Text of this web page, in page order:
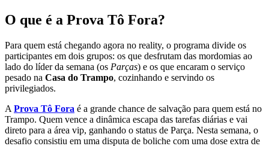
O que é a Prova Tô Fora?
Para quem está chegando agora no reality, o programa divide os
participantes em dois grupos: os que desfrutam das mordomias ao
lado do líder da semana (os Parças) e os que encaram o serviço
pesado na Casa do Trampo, cozinhando e servindo os
privilegiados.
A Prova Tô Fora é a grande chance de salvação para quem está no
Trampo. Quem vence a dinâmica escapa das tarefas diárias e vai
direto para a área vip, ganhando o status de Parça. Nesta semana, o
desafio consistiu em uma disputa de boliche com uma dose extra de